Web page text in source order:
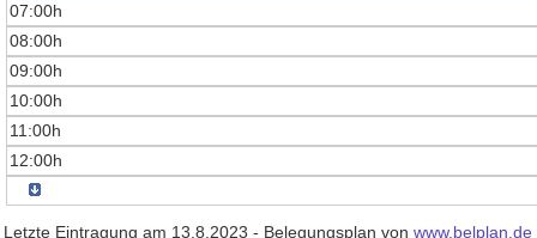
07:00h
08:00h
09:00h
10:00h
11:00h
12:00h
Letzte Eintragung am 13.8.2023 - Belegungsplan von www.belplan.de